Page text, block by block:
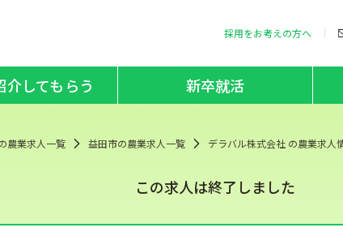
採用をお考えの方へ
介してもらう 新卒就活
農業求人一覧 益田市の農業求人一覧 デラバル株式会社 の農業求人
この求人は終了しました